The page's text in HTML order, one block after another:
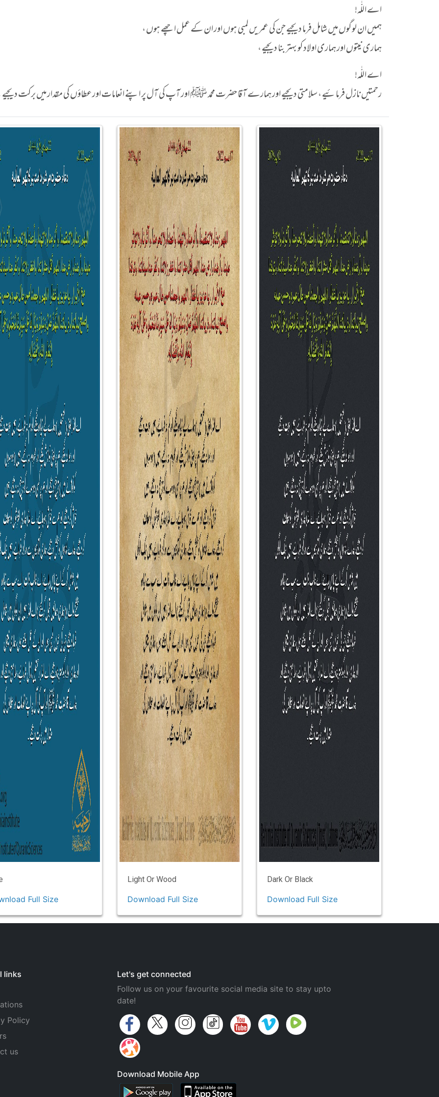
اے اللّٰہ!
ہمیں ان لوگوں میں شامل فرما دیجیے جن کی عمریں لمبی ہوں اور ان کے عمل اچھے ہوں ،
ہماری نیتوں اور ہماری اولاد کو بہتر بنا دیجیے ،
اے اللّٰہ!
رحمتیں نازل فرمائیے ، سلامتی دیجیے اور ہمارے آقا حضرت محمد ﷺ اور آپ کی آل پر اپنے انعامات اور عطاؤں کی مقدار میں برکت
Full Size
Light Or Wood
Download Full Size
Dark Or Black
Download Full Size
links
Policy
us
Let's get connected
Follow us on your favourite social media site to stay upto
date!
Download Mobile App